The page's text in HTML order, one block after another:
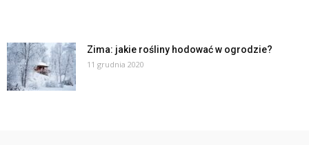
Zima: jakie rośliny hodować w ogrodzie?
11 grudnia 2020